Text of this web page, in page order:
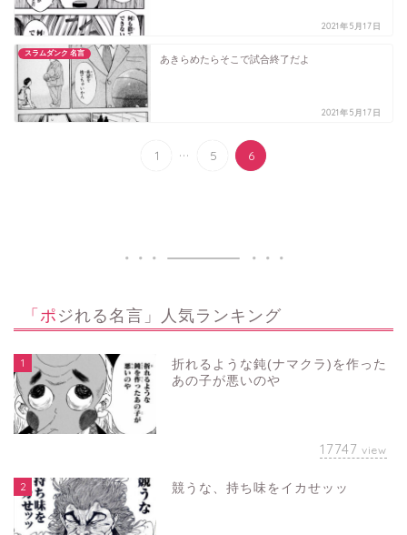
2021年5月17日
スラムダンク 名言
あきらめたらそこで試合終了だよ
2021年5月17日
1 ... 5 6
「ポジれる名言」人気ランキング
1
折れるような鈍(ナマクラ)を作った
あの子が悪いのや
17747 view
2 競うな、持ち味をイカせッッ